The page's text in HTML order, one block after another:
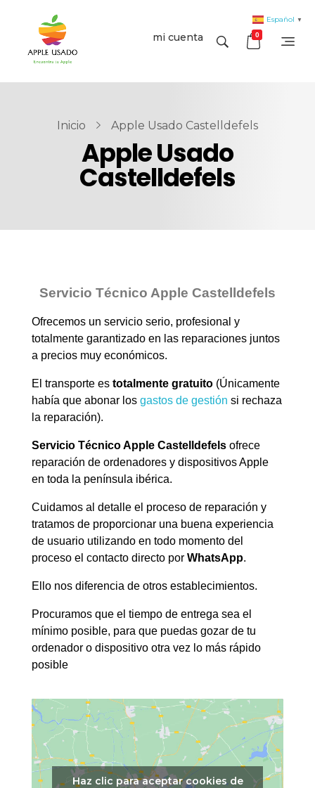
mi cuenta 0
Inicio Apple Usado Castelldefels
Apple Usado
Castelldefels
Servicio Técnico Apple Castelldefels
Ofrecemos un servicio serio, profesional y
totalmente garantizado en las reparaciones juntos
a precios muy económicos.
El transporte es totalmente gratuito (Únicamente
había que abonar los gastos de gestión si rechaza
la reparación).
Servicio Técnico Apple Castelldefels ofrece
reparación de ordenadores y dispositivos Apple
en toda la península ibérica.
Cuidamos al detalle el proceso de reparación y
tratamos de proporcionar una buena experiencia
de usuario utilizando en todo momento del
proceso el contacto directo por WhatsApp.
Ello nos diferencia de otros establecimientos.
Procuramos que el tiempo de entrega sea el
mínimo posible, para que puedas gozar de tu
ordenador o dispositivo otra vez lo más rápido
posible
Haz clic para aceptar cookies de
Español ▼